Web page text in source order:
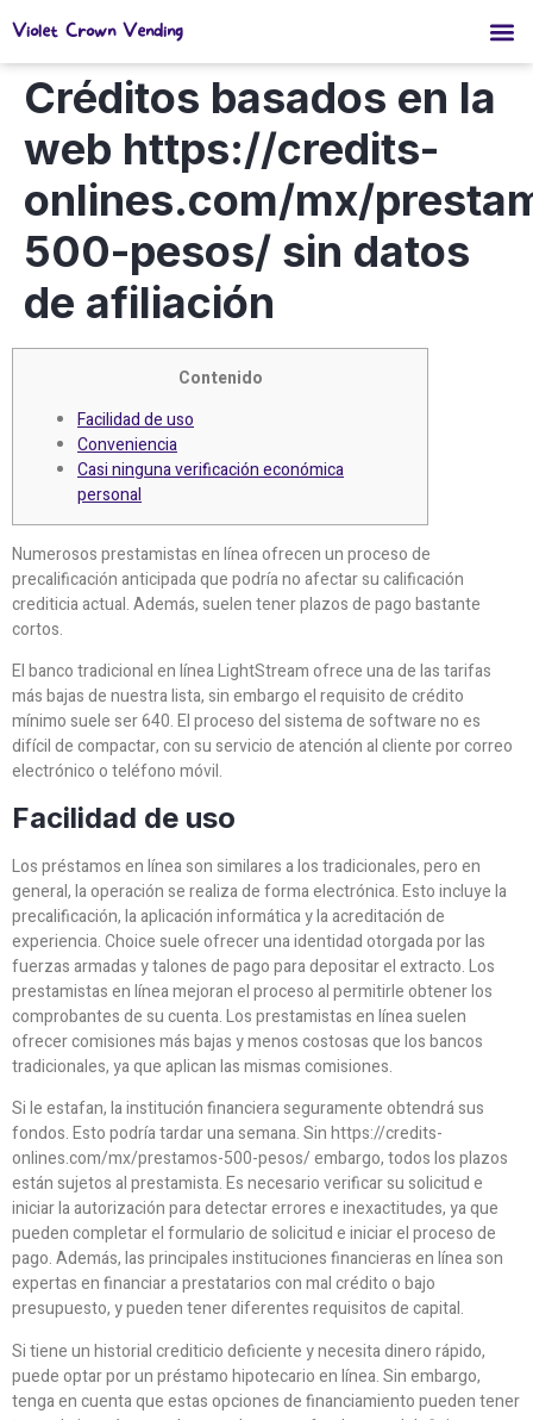
Violet Crown Vending
Créditos basados ​​en la
web https://credits-
onlines.com/mx/
500-pesos/ sin datos
de afiliación
Contenido
Facilidad de uso
Conveniencia
Casi ninguna verificación económica
personal
Numerosos prestamistas en línea ofrecen un proceso de
precalificación anticipada que podría no afectar su calificación
crediticia actual. Además, suelen tener plazos de pago bastante
cortos.
El banco tradicional en línea LightStream ofrece una de las tarifas
más bajas de nuestra lista, sin embargo el requisito de crédito
mínimo suele ser 640.El proceso del sistema de software no es
difícil de compactar, con su servicio de atención al cliente por correo
electrónico o teléfono móvil.
Facilidad de uso
Los préstamos en línea son similares a los tradicionales, pero en
general, la operación se realiza de forma electrónica. Esto incluye la
precalificación, la aplicación informática y la acreditación de
experiencia. Choice suele ofrecer una identidad otorgada por las
fuerzas armadas y talones de pago para depositar el extracto. Los
prestamistas en línea mejoran el proceso al permitirle obtener los
comprobantes de su cuenta. Los prestamistas en línea suelen
ofrecer comisiones más bajas y menos costosas que los bancos
tradicionales, ya que aplican las mismas comisiones.
Si le estafan, la institución financiera seguramente obtendrá sus
fondos. Esto podría tardar una semana. Sin https://credits-
onlines.com/mx/prestamos-500-pesos/ embargo, todos los plazos
están sujetos al prestamista. Es necesario verificar su solicitud e
iniciar la autorización para detectar errores e inexactitudes, ya que
pueden completar el formulario de solicitud e iniciar el proceso de
pago. Además, las principales instituciones financieras en línea son
expertas en financiar a prestatarios con mal crédito o bajo
presupuesto, y pueden tener diferentes requisitos de capital.
Si tiene un historial crediticio deficiente y necesita dinero rápido,
puede optar por un préstamo hipotecario en línea. Sin embargo,
tenga en cuenta que estas opciones de financiamiento pueden tener